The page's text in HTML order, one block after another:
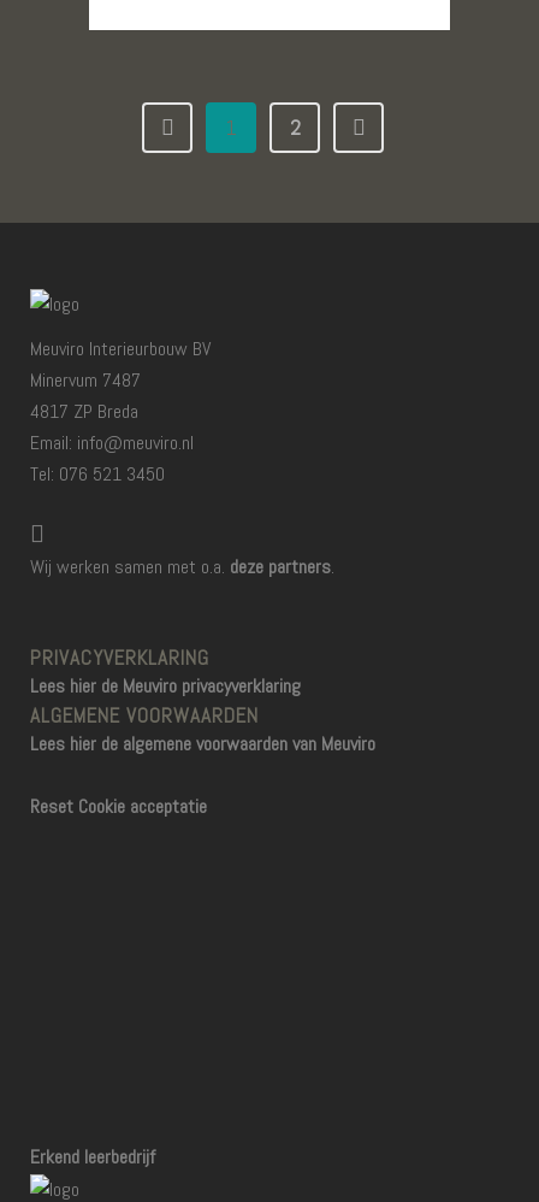
1 2
Meuviro Interieurbouw BV
Minervum 7487
4817 ZP Breda
Email: info@meuviro.nl
Tel: 076 521 3450
Wij werken samen met o.a. deze partners.
PRIVACYVERKLARING
Lees hier de Meuviro privacyverklaring
ALGEMENE VOORWAARDEN
Lees hier de algemene voorwaarden van Meuviro
Reset Cookie acceptatie
Erkend leerbedrijf